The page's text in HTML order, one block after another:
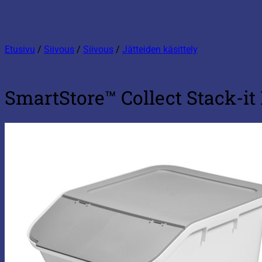
Etusivu / Siivous / Siivous / Jätteiden käsittely
SmartStore™ Collect Stack-it